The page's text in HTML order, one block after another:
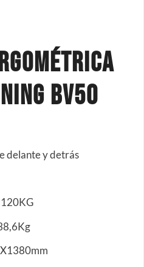
Bv50
delante y detrás
120KG